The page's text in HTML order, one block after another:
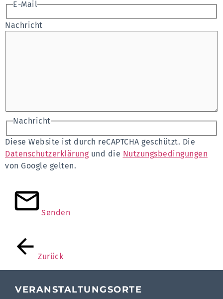
E-Mail
Nachricht
Nachricht
Diese Website ist durch reCAPTCHA geschützt. Die
Datenschutzerklärungund die Nutzungsbedingungen
von Google gelten.
Senden
Zurück
VERANSTALTUNGSORTE